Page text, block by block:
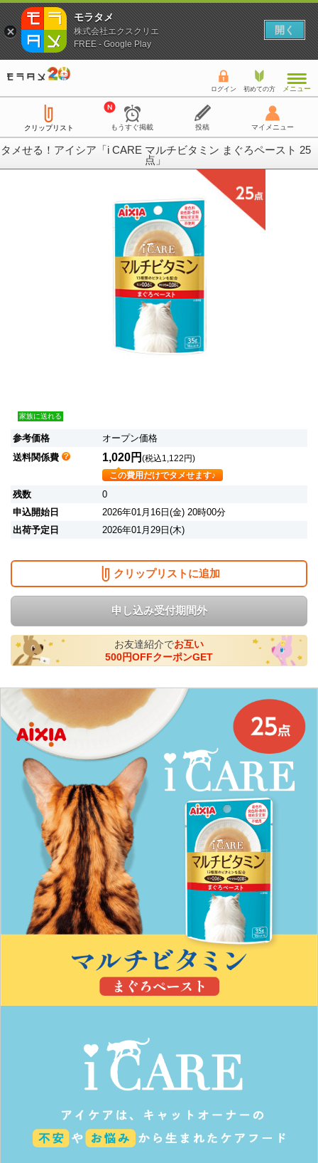
ログイン 初めての方 メニュー
クリップリスト もうすぐ掲載 投稿 マイメニュー
タメせる！アイシア「i CARE マルチビタミン まぐろペースト 25
点」
家族に送れる
参考価格
オープン価格
送料関係費
1,020円 (税込1,122円)
この費用だけでタメせます♪
残数
0
申込開始日
2026年01月16日(金) 20時00分
出荷予定日
2026年01月29日(木)
クリップリストに追加
申し込み受付期間外
お友達紹介でお互い
500円OFFクーポンGET
モラタメ
株式会社エクスクリエ
FREE - Google Play
開く